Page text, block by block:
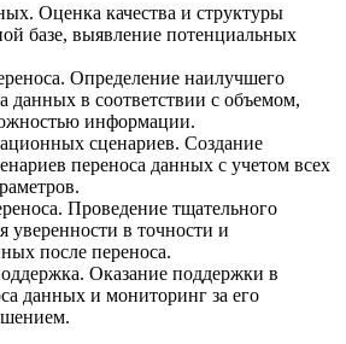
Оценка качества и структуры
базе, выявление потенциальных
Определение наилучшего
данных в соответствии с объемом,
информации.
сценариев. Создание
переноса данных с учетом всех
Проведение тщательного
уверенности в точности и
после переноса.
Оказание поддержки в
данных и мониторинг за его